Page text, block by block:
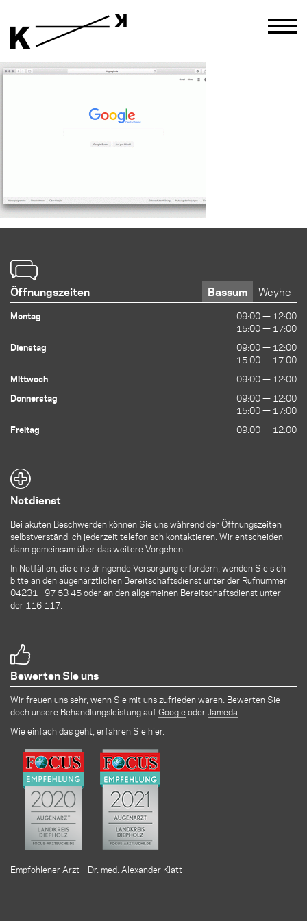
Öffnungszeiten Weyhe
Bassum
Montag
09:00 — 12:00
15:00 — 17:00
Dienstag
09:00 — 12:00
15:00 — 17:00
Mittwoch
09:00 — 12:00
Donnerstag
09:00 — 12:00
15:00 — 17:00
Freitag
09:00 — 12:00
Notdienst
Bei akuten Beschwerden können Sie uns während der Öffnungszeiten
selbstverständlich jederzeit telefonisch kontaktieren. Wir entscheiden
dann gemeinsam über das weitere Vorgehen.
In Notfällen, die eine dringende Versorgung erfordern, wenden Sie sich
bitte an den augenärztlichen Bereitschaftsdienst unter der Rufnummer
04231 - 97 53 45oder an den allgemeinen Bereitschaftsdienst unter
der 116 117.
Bewerten Sie uns
Wir freuen uns sehr, wenn Sie mit uns zufrieden waren. Bewerten Sie
doch unsere Behandlungsleistung aufGoogleoderJameda
Wie einfach das geht, erfahren Siehier.
Empfohlener Arzt – Dr. med. Alexander Klatt